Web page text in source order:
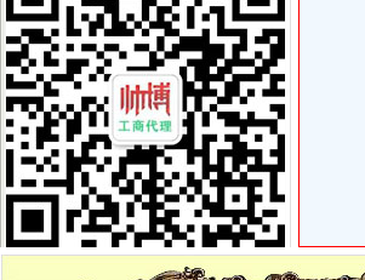
合川局推出“季度重点目标推进会”重庆公司注销新举
荣昌局重庆代理报税确定四月份食品快速检测四大重
北碚局“四个三”重庆发票申请力促腐倡廉建设
万盛局“四个化”重庆代账公司提高政务信息和外宣工
市重庆分公司注册局第二期外商投资企业联络员培
巫溪局重庆财务公司早抓落实重点工作目标初见成效
陈速副局长对经检总队2008年工作提出五个方面的
永川局“五个一”重庆进出口权建立和完善食品行业监
酉局李溪工商所“三下乡”重庆分公司注册优质服务“三
经开园局登记科荣获重庆市2008年度“巾帼文明岗”
合川局重庆发票申请推出四项措施促进中介组织快速